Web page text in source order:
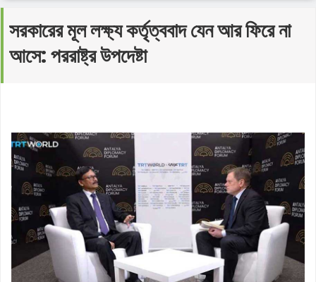
n
u
সরকারের মূল লক্ষ্য কর্তৃত্ববাদ যেন আর ফিরে না
আসে: পররাষ্ট্র উপদেষ্টা